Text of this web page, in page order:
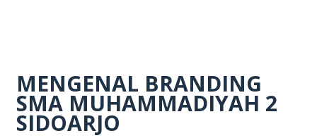
MENGENAL BRANDING
SMA MUHAMMADIYAH 2
SIDOARJO